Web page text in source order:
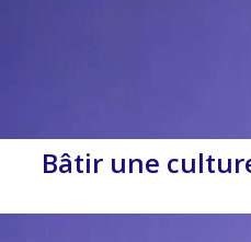
Bâtir une